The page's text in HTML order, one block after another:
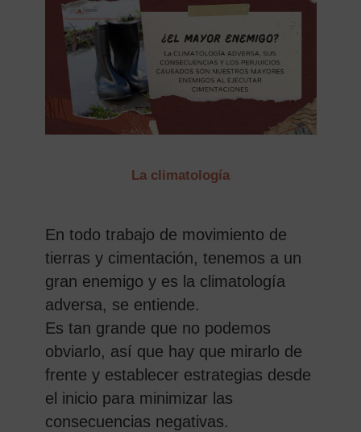
La climatología
En todo trabajo de movimiento de
tierras y cimentación, tenemos a un
gran enemigo y es la climatología
adversa, se entiende.
Es tan grande que no podemos
obviarlo, así que hay que mirarlo de
frente y establecer estrategias desde
el inicio para minimizar las
consecuencias negativas.